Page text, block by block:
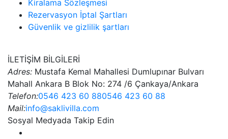
Kiralama Sözleşmesi
Rezervasyon İptal Şartları
Güvenlik ve gizlilik şartları
İLETİŞİM BİLGİLERİ
Adres: Mustafa Kemal Mahallesi Dumlupınar Bulvarı
Mahall Ankara B Blok No: 274 /6 Çankaya/Ankara
Telefon:0546 423 60 880546 423 60 88
Mail:info@saklivilla.com
Sosyal Medyada Takip Edin